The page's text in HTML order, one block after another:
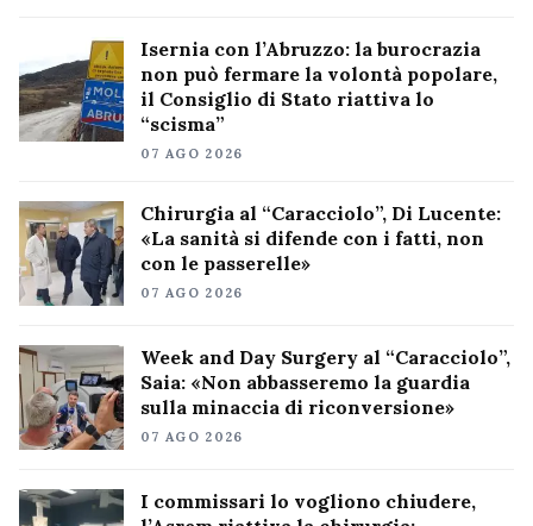
Isernia con l’Abruzzo: la burocrazia
non può fermare la volontà popolare,
il Consiglio di Stato riattiva lo
“scisma”
07 AGO 2026
Chirurgia al “Caracciolo”, Di Lucente:
«La sanità si difende con i fatti, non
con le passerelle»
07 AGO 2026
Week and Day Surgery al “Caracciolo”,
Saia: «Non abbasseremo la guardia
sulla minaccia di riconversione»
07 AGO 2026
I commissari lo vogliono chiudere,